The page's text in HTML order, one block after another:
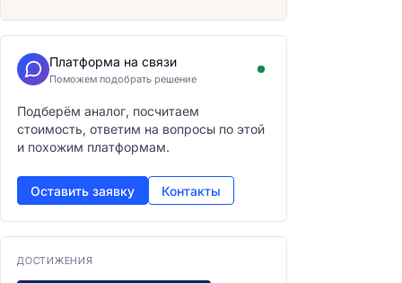
Платформа на связи
Поможем подобрать решение
Подберём аналог, посчитаем
стоимость, ответим на вопросы по этой
и похожим платформам.
Оставить заявку Контакты
ДОСТИЖЕНИЯ